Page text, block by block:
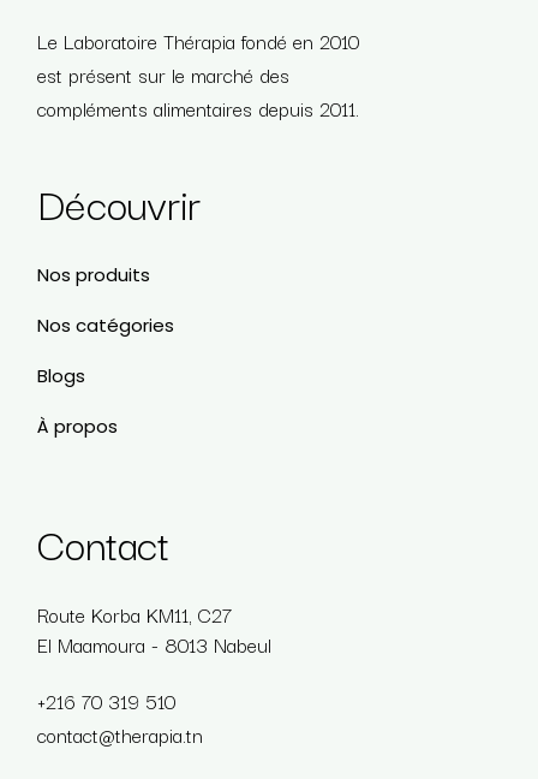
Le Laboratoire Thérapia fondé en 2010
est présent sur le marché des
compléments alimentaires depuis 2011.
Découvrir
Nos produits
Nos catégories
Blogs
À propos
Contact
Route Korba KM11, C27
El Maamoura - 8013 Nabeul
+216 70 319 510
contact@therapia.tn